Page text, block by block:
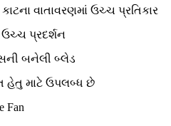
વાતાવરણમાં ઉચ્ચ પ્રતિકાર
ઉચ્ચ પ્રદર્શન
બનેલી બ્લેડ
હેતુ માટે ઉપલબ્ધ છે